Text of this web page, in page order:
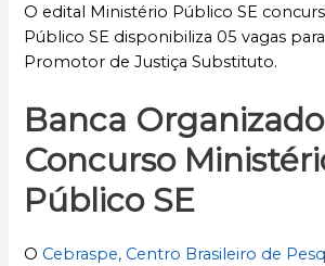
O edital Ministério Público SE
Público SE disponibiliza 05 vagas
Promotor de Justiça Substituto.
Banca
Concurso
Público SE
O Cebraspe, Centro Brasileiro de